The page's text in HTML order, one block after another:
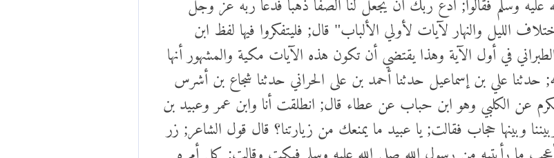
والنهار لآيات لأولي الألباب" قال; فليتفكروا فيها لفظ ابن
في أول الآية وهذا يقتضي أن تكون هذه الآيات مكية والمشهور أنها
حدثنا علي بن إسماعيل حدثنا أحمد بن على الحراني حدثنا شجاع بن أشرس
عن الكلبي وهو ابن حباب عن عطاء قال; انطلقت أنا وابن عمر وعبيد بن
وبينها حجاب فقالت; يا عبيد ما يمنعك من زيارتنا؟ قال قول الشاعر; زر
ما رأيتيه من رسول الله صلى الله عليه وسلم فبكت وقالت; كل أمره